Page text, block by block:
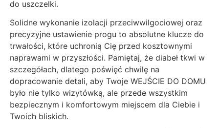
do uszczelki.
Solidne wykonanie izolacji przeciwwilgociowej oraz
precyzyjne ustawienie progu to absolutne klucze do
trwałości, które uchronią Cię przed kosztownymi
naprawami w przyszłości. Pamiętaj, że diabeł tkwi w
szczegółach, dlatego poświęć chwilę na
dopracowanie detali, aby Twoje WEJŚCIE DO DOMU
było nie tylko wizytówką, ale przede wszystkim
bezpiecznym i komfortowym miejscem dla Ciebie i
Twoich bliskich.